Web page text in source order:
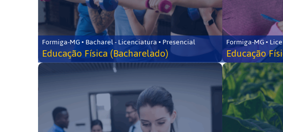
Formiga-MG • Bacharel - Licenciatura • Presencial
Educação Física (Bacharelado)
Formiga-MG •
Educação